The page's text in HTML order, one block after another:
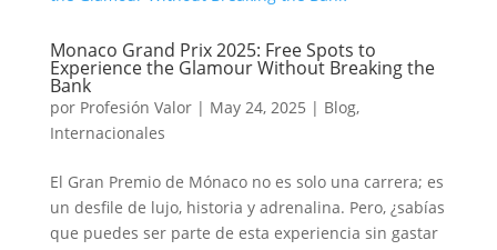
Monaco Grand Prix 2025: Free Spots to
Experience the Glamour Without Breaking the
Bank
por Profesión Valor| May 24, 2025 | Blog,
Internacionales
El Gran Premio de Mónaco no es solo una carrera; es
un desfile de lujo, historia y adrenalina. Pero, ¿sabías
que puedes ser parte de esta experiencia sin gastar